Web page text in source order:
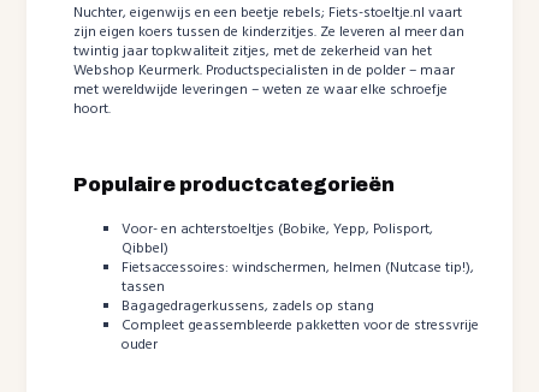
Nuchter, eigenwijs en een beetje rebels; Fiets-stoeltje.nl vaart
zijn eigen koers tussen de kinderzitjes. Ze leveren al meer dan
twintig jaar topkwaliteit zitjes, met de zekerheid van het
Webshop Keurmerk. Productspecialisten in de polder – maar
met wereldwijde leveringen – weten ze waar elke schroefje
hoort.
Populaire productcategorieën
Voor- en achterstoeltjes (Bobike, Yepp, Polisport,
Qibbel)
Fietsaccessoires: windschermen, helmen (Nutcase tip!),
tassen
Bagagedragerkussens, zadels op stang
Compleet geassembleerde pakketten voor de stressvrije
ouder